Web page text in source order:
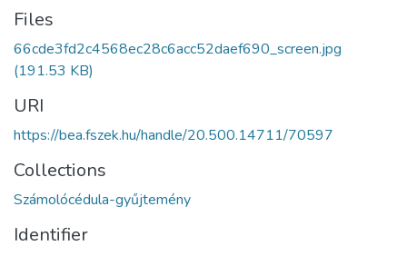
Files
66cde3fd2c4568ec28c6acc52daef690_screen.jpg
(191.53 KB)
URI
https://bea.fszek.hu/handle/20.500.14711/70597
Collections
Számolócédula-gyűjtemény
Identifier